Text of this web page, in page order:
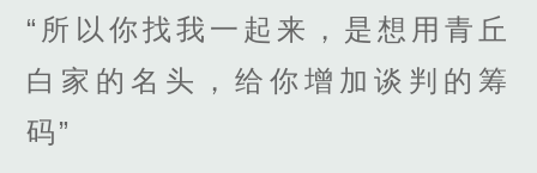
“所以你找我一起来，是想用青丘
白家的名头，给你增加谈判的筹
码”